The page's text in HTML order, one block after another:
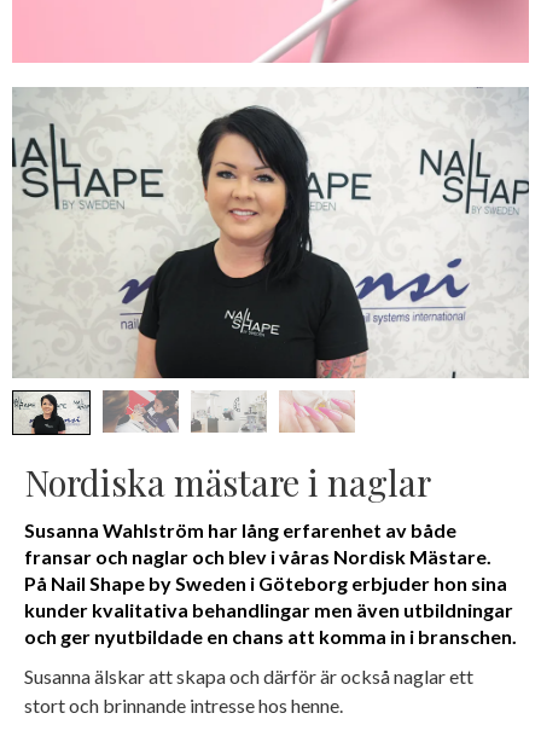
Nordiska mästare i naglar
Susanna Wahlström har lång erfarenhet av både
fransar och naglar och blev i våras Nordisk Mästare.
På Nail Shape by Sweden i Göteborg erbjuder hon sina
kunder kvalitativa behandlingar men även utbildningar
och ger nyutbildade en chans att komma in i branschen.
Susanna älskar att skapa och därför är också naglar ett
stort och brinnande intresse hos henne.